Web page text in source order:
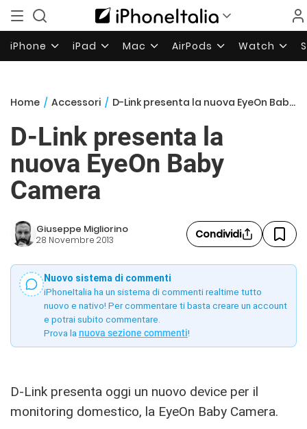
iPhone iPad Mac AirPods Watch
Home / Accessori / D-Link presenta la nuova EyeOn Baby Camera
D-Link presenta la
nuova EyeOn Baby
Camera
Giuseppe Migliorino
28 Novembre 2013 Condividi
Nuovo sistema di commenti
iPhoneItalia ha un sistema di commenti realtime tutto
nuovo e nativo! Per commentare ti basta creare un account
e potrai subito commentare.
Prova la nuova sezione commenti!
D-Link presenta oggi un nuovo device per il
monitoring domestico, la EyeOn Baby Camera.